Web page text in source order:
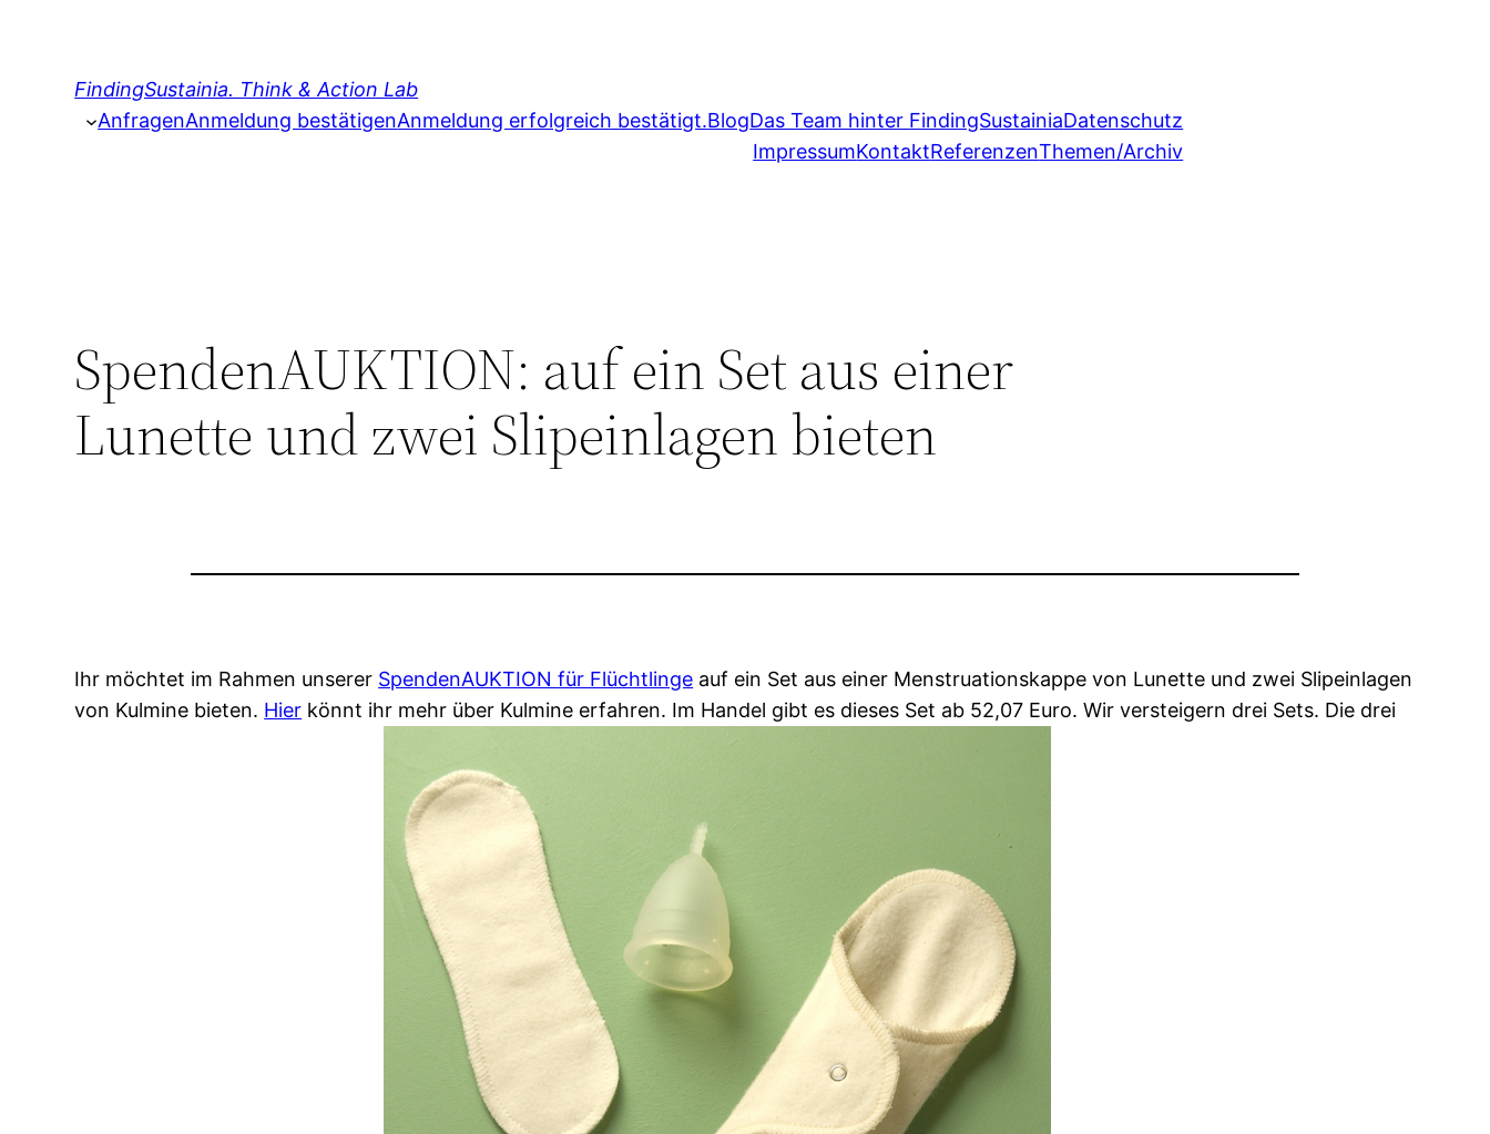
FindingSustainia. Think & Action Lab
AnfragenAnmeldung bestätigenAnmeldung erfolgreich bestätigt.BlogDas Team hinter FindingSustainiaDatenschutz
ImpressumKontaktReferenzenThemen/Archiv
SpendenAUKTION: auf ein Set aus einer
Lunette und zwei Slipeinlagen bieten
Ihr möchtet im Rahmen unserer SpendenAUKTION für Flüchtlinge auf ein Set aus einer Menstruationskappe von Lunette und zwei Slipeinlagen
von Kulmine bieten. Hier könnt ihr mehr über Kulmine erfahren. Im Handel gibt es dieses Set ab 52,07 Euro. Wir versteigern drei Sets. Die drei